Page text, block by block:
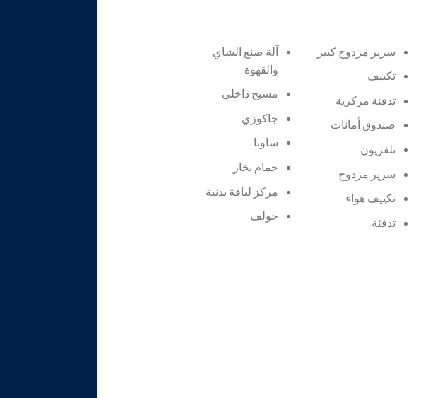
سرير مزدوج كبير
تكييف
تدفئة مركزية
صندوق أمانات
تلفزيون
سرير مزدوج
تكييف هواء
تدفئة
آلة صنع الشاي
والقهوة
مسبح داخلي
جاكوزي
ساونا
حمام بخار
مركز لياقة بدنية
جولف